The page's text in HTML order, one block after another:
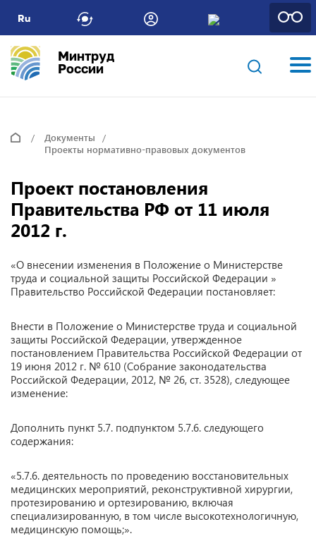
Ru
Минтруд
России
Документы
Проекты нормативно-правовых документов
Проект постановления
Правительства РФ от 11 июля
2012 г.
«О внесении изменения в Положение о Министерстве
труда и социальной защиты Российской Федерации »
Правительство Российской Федерации постановляет:
Внести в Положение о Министерстве труда и социальной
защиты Российской Федерации, утвержденное
постановлением Правительства Российской Федерации от
19 июня 2012 г. № 610 (Собрание законодательства
Российской Федерации, 2012, № 26, ст. 3528), следующее
изменение:
Дополнить пункт 5.7. подпунктом 5.7.6. следующего
содержания:
«5.7.6. деятельность по проведению восстановительных
медицинских мероприятий, реконструктивной хирургии,
протезированию и ортезированию, включая
специализированную, в том числе высокотехнологичную,
медицинскую помощь;».